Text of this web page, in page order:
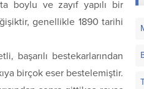
boylu ve zayıf yapılı bir
genellikle 1890 tarihi
başarılı bestekarlarından
birçok eser bestelemiştir.